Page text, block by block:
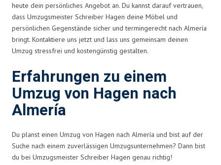
heute dein persönliches Angebot an. Du kannst darauf vertrauen,
dass Umzugsmeister Schreiber Hagen deine Möbel und
persönlichen Gegenstände sicher und termingerecht nach Almería
bringt. Kontaktiere uns jetzt und lass uns gemeinsam deinen
Umzug stressfrei und kostengünstig gestalten.
Erfahrungen zu einem
Umzug von Hagen nach
Almería
Du planst einen Umzug von Hagen nach Almería und bist auf der
Suche nach einem zuverlässigen Umzugsunternehmen? Dann bist
du bei Umzugsmeister Schreiber Hagen genau richtig!